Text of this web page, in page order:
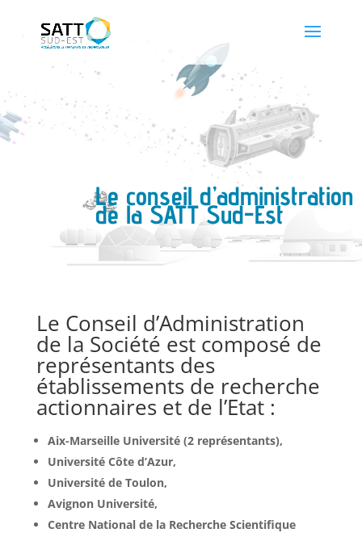
Le conseil d’administration
de la SATT Sud-Est
Le Conseil d’Administration
de la Société est composé de
représentants des
établissements de recherche
actionnaires et de l’Etat :
Aix-Marseille Université (2 représentants),
Université Côte d’Azur,
Université de Toulon,
Avignon Université,
Centre National de la Recherche Scientifique